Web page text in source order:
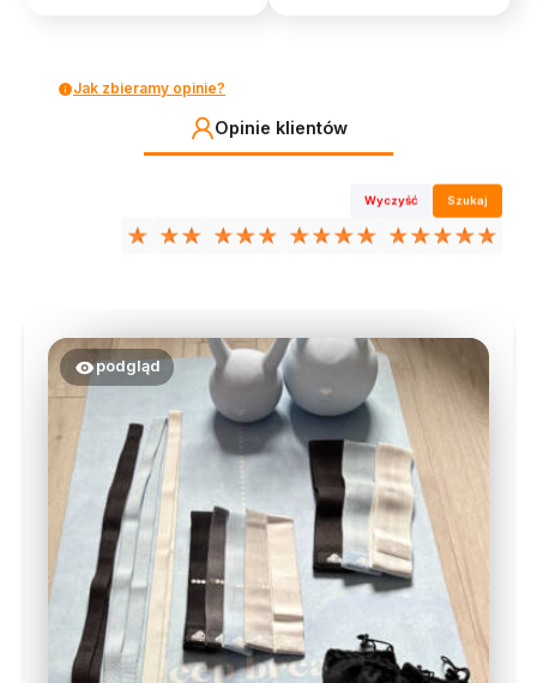
Jak zbieramy opinie?
Opinie klientów
Wyczyść Szukaj
podgląd